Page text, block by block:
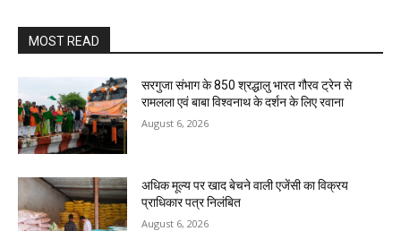
MOST READ
सरगुजा संभाग के 850 श्रद्धालु भारत गौरव ट्रेन से
रामलला एवं बाबा विश्वनाथ के दर्शन के लिए रवाना
August 6, 2026
अधिक मूल्य पर खाद बेचने वाली एजेंसी का विक्रय
प्राधिकार पत्र निलंबित
August 6, 2026